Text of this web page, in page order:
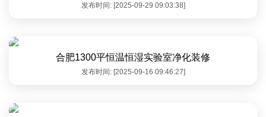
发布时间: [2025-09-29 09:03:38]
合肥1300平恒温恒湿实验室净化装修
发布时间: [2025-09-16 09:46:27]